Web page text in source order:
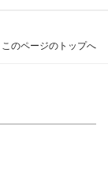
このページのトップへ